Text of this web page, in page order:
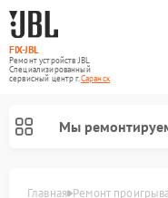
FIX-JBL
Ремонт устройств JBL
Специализированный
cервисный центр г.Саранск
Мы
Главная Ремонт